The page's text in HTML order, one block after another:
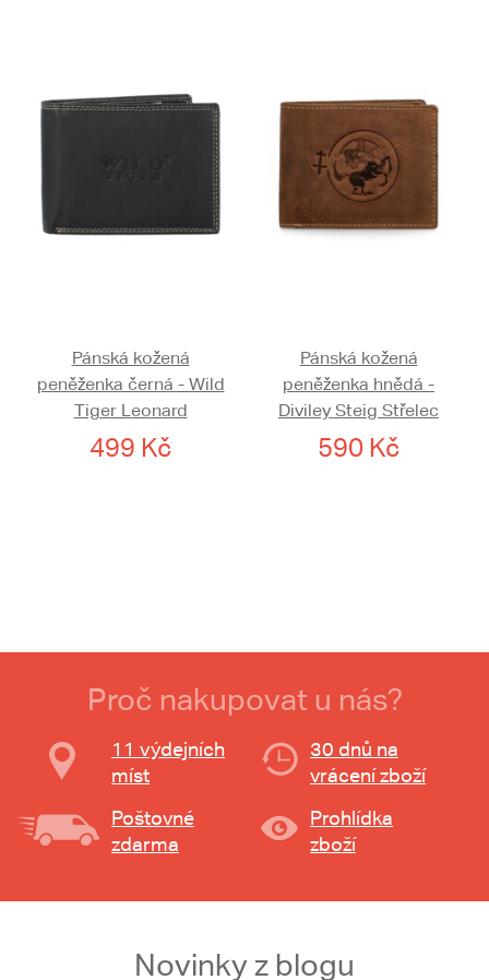
Pánská kožená
peněženka černá - Wild
Tiger Leonard
499 Kč
Pánská kožená
peněženka hnědá -
Diviley Steig Střelec
590 Kč
Proč nakupovat u nás?
11 výdejních
míst
30 dnů na
vrácení zboží
Poštovné
zdarma
Prohlídka
zboží
Novinky z blogu